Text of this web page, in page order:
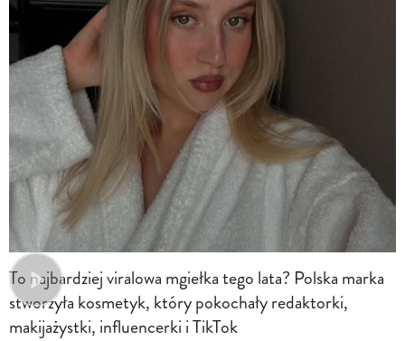
To najbardziej viralowa mgiełka tego lata? Polska marka
stworzyła kosmetyk, który pokochały redaktorki,
makijażystki, influencerki i TikTok